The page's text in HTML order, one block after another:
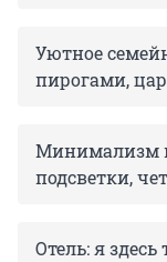
Уютное
пирогами,
Минимализм
подсветки,
Отель: я